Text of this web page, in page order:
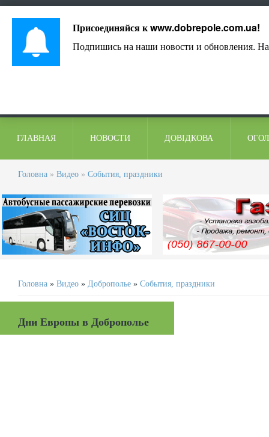
ГЛАВНАЯ НОВОСТИ ДОВІДКОВА
Головна » Видео » События, праздники
Головна » Видео » Доброполье » События, праздники
Дни Европы в Доброполье
Присоединяйся кwww.dobrepole.com.ua!
Подпишись на наши новости и обновления.